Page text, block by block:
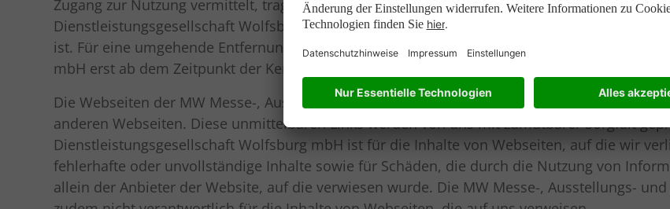
Zugang zur Nutzung vermittelt, tragen wir insoweit gem. §§ 8 – 10 TMG nicht die
Dienstleistungsgesellschaft Wolfsburg mbH nicht zur Überwachung der übermittelten oder
ist. Für eine umgehende Entfernung oder Sperrung dieser Inhalte haftet MW Messe-,
mbH erst ab dem Zeitpunkt der Kenntnis einer konkreten Rechtsverletzung.
Die Webseiten der MW Messe-, Ausstellungs- und Dienstleistungsgesellschaft Wolfsburg
anderen Webseiten. Diese unmittelbaren Links werden von uns mit zumutbarer Sorgfalt
Dienstleistungsgesellschaft Wolfsburg mbH ist für die Inhalte von Webseiten, auf die wir
fehlerhafte oder unvollständige Inhalte sowie für Schäden, die durch die Nutzung von
allein der Anbieter der Website, auf die verwiesen wurde. Die MW Messe-, Ausstellungs-